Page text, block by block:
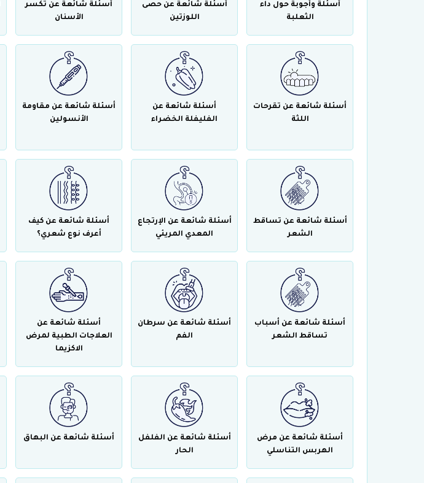
أسئلة وأجوبة حول داء
الثعلبة
أسئلة شائعة عن حصى
اللوزتين
أسئلة شائعة عن تكسر
الأسنان
أسئلة شائعة عن تقرحات
اللثة
أسئلة شائعة عن
الفليفلة الخضراء
أسئلة شائعة عن مقاومة
الأنسولين
أسئلة شائعة عن تساقط
الشعر
أسئلة شائعة عن الإرتجاع
المعدي المريئي
أسئلة شائعة عن كيف
أعرف نوع شعري؟
أسئلة شائعة عن أسباب
تساقط الشعر
أسئلة شائعة عن سرطان
الفم
أسئلة شائعة عن
العلاجات الطبية لمرض
الاكزيما
أسئلة شائعة عن مرض
الهربس التناسلي
أسئلة شائعة عن الفلفل
الحار
أسئلة شائعة عن البهاق